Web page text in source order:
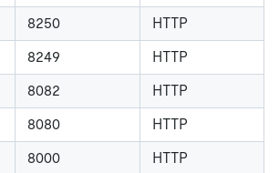
8250
HTTP
8249
HTTP
8082
HTTP
8080
HTTP
8000
HTTP